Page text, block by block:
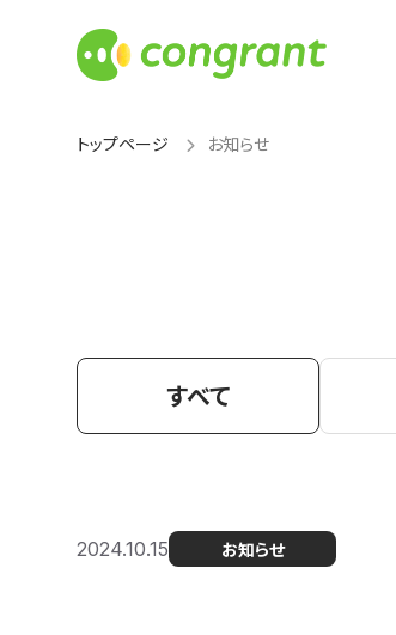
トップページ お知らせ
すべて
2024.10.15 お知らせ